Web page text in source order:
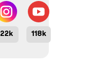
22k 118k